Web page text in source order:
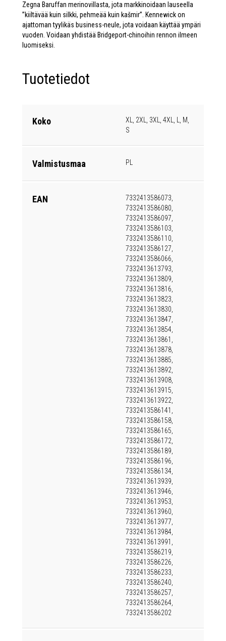
Zegna Baruffan merinovillasta, jota markkinoidaan lauseella
”kiiltävää kuin silkki, pehmeää kuin kašmir”. Kennewick on
ajattoman tyylikäs business-neule, jota voidaan käyttää ympäri
vuoden. Voidaan yhdistää Bridgeport-chinoihin rennon ilmeen
luomiseksi.
Tuotetiedot
Koko
XL, 2XL, 3XL, 4XL, L, M,
S
Valmistusmaa PL
EAN
7332413586073,
7332413586080,
7332413586097,
7332413586103,
7332413586110,
7332413586127,
7332413586066,
7332413613793,
7332413613809,
7332413613816,
7332413613823,
7332413613830,
7332413613847,
7332413613854,
7332413613861,
7332413613878,
7332413613885,
7332413613892,
7332413613908,
7332413613915,
7332413613922,
7332413586141,
7332413586158,
7332413586165,
7332413586172,
7332413586189,
7332413586196,
7332413586134,
7332413613939,
7332413613946,
7332413613953,
7332413613960,
7332413613977,
7332413613984,
7332413613991,
7332413586219,
7332413586226,
7332413586233,
7332413586240,
7332413586257,
7332413586264,
7332413586202